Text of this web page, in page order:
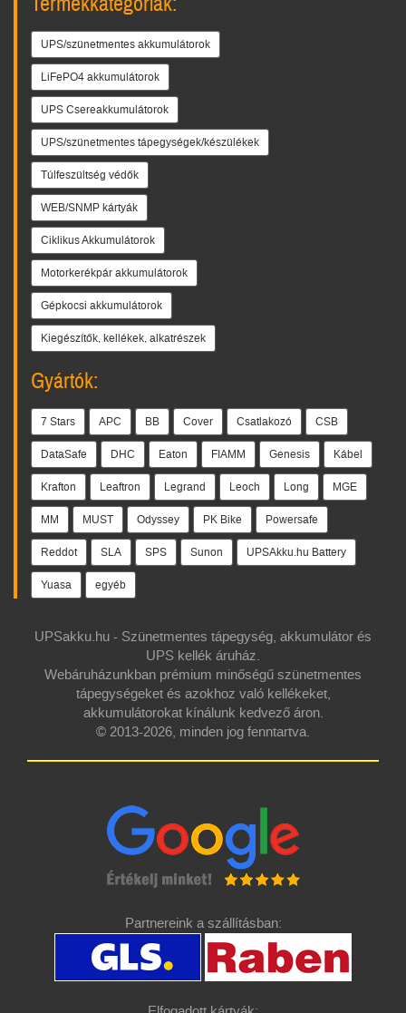
UPS/szünetmentes akkumulátorok
LiFePO4 akkumulátorok
UPS Csereakkumulátorok
UPS/szünetmentes tápegységek/készülékek
Túlfeszültség védők
WEB/SNMP kártyák
Ciklikus Akkumulátorok
Motorkerékpár akkumulátorok
Gépkocsi akkumulátorok
Kiegészítők, kellékek, alkatrészek
Gyártók:
7 Stars APC BB Cover Csatlakozó CSB
DataSafe DHC Eaton FIAMM Genesis Kábel
Krafton Leaftron Legrand Leoch Long MGE
MM MUST Odyssey PK Bike Powersafe
Reddot SLA SPS Sunon UPSAkku.hu Battery
Yuasa egyéb
UPSakku.hu - Szünetmentes tápegység, akkumulátor és
UPS kellék áruház.
Webáruházunkban prémium minőségű szünetmentes
tápegységeket és azokhoz való kellékeket,
akkumulátorokat kínálunk kedvező áron.
© 2013-2026, minden jog fenntartva.
Partnereink a szállításban: